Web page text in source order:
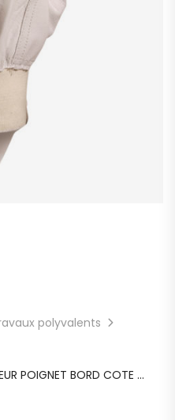
polyvalents
GANT CUIR DE CAPRIN PLEINE FLEUR POIGNET BORD COTE ELASTIQUE